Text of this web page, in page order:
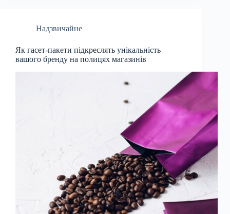
Надзвичайне
Як гасет-пакети підкреслять унікальність
вашого бренду на полицях магазинів